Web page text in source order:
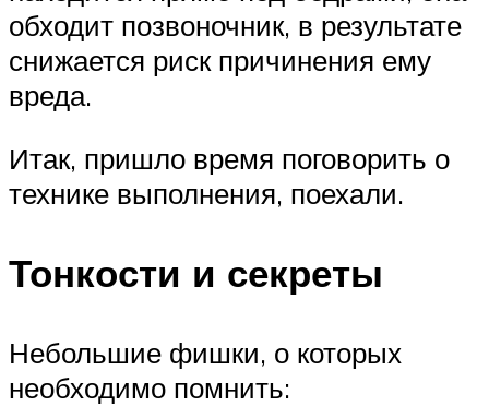
обходит позвоночник, в результате
снижается риск причинения ему
вреда.
Итак, пришло время поговорить о
технике выполнения, поехали.
Тонкости и секреты
Небольшие фишки, о которых
необходимо помнить: